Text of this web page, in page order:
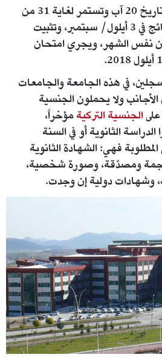
وتبدأ المفاضلة الثانية بتاريخ 20 آب وتستمر لغاية 31 من
نفس الشهر، وتعلن النتائج في 3 أيلول/ سبتمبر، وتثبيت
خلال 5- 12 من نفس الشهر، ويجري امتحان
في هذه الجامعة والجامعات
الأجانب ولا يحملون الجنسية
الجنسية التركيةمؤخراً،
الثانوية أو في السنة
المطلوبة فهي: الشهادة الثانوية
ومصدّقة، وصورة شخصية،
وشهادات دولية إن وجدت.